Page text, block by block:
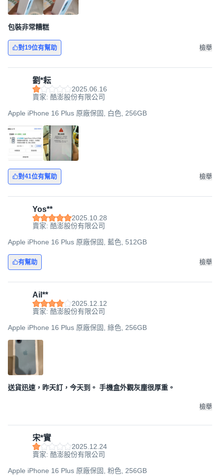
包裝非常糟糕
對19位有幫助 檢舉
劉*耘
2025.06.16
賣家: 酷澎股份有限公司
Apple iPhone 16 Plus 原廠保固, 白色, 256GB
對41位有幫助 檢舉
Yos**
2025.10.28
賣家: 酷澎股份有限公司
Apple iPhone 16 Plus 原廠保固, 藍色, 512GB
有幫助 檢舉
Ail**
2025.12.12
賣家: 酷澎股份有限公司
Apple iPhone 16 Plus 原廠保固, 綠色, 256GB
送貨迅速，昨天訂，今天到。 手機盒外觀灰塵很厚重。
檢舉
宋*實
2025.12.24
賣家: 酷澎股份有限公司
Apple iPhone 16 Plus 原廠保固, 粉色, 256GB